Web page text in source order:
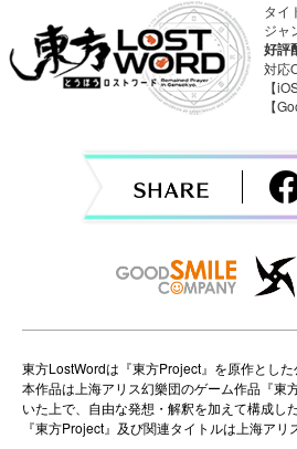
a
v
o
n
タイ
ジャ
好評
対応
【
【
東方LostWordは『東方Project』を原作とした
本作品は上海アリス幻樂団のゲーム作品『東
いた上で、自由な発想・解釈を加えて構成し
『東方Project』及び関連タイトルは上海アリ